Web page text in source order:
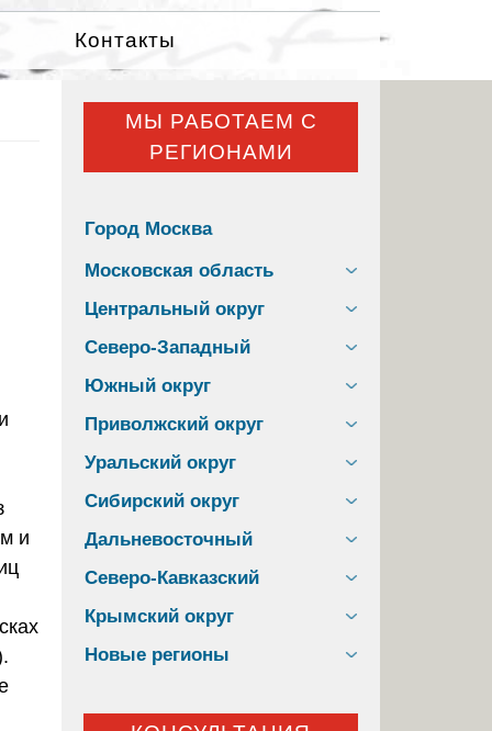
Контакты
и
МЫ РАБОТАЕМ С
РЕГИОНАМИ
Город Москва
Московская область
Центральный округ
Северо-Западный
Южный округ
Приволжский округ
Уральский округ
Сибирский округ
Дальневосточный
Северо-Кавказский
Крымский округ
Новые регионы